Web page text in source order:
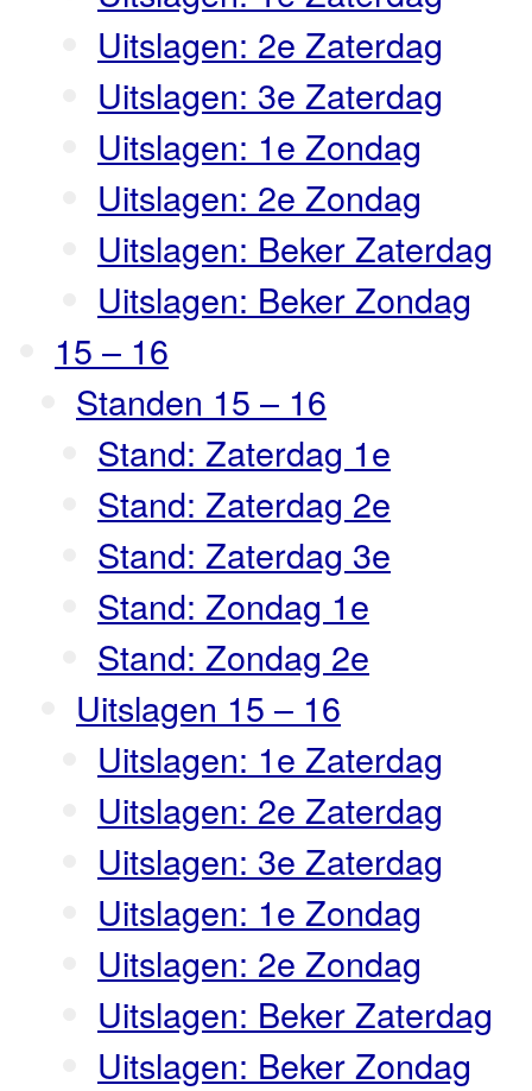
Uitslagen: 2e Zaterdag
Uitslagen: 3e Zaterdag
Uitslagen: 1e Zondag
Uitslagen: 2e Zondag
Uitslagen: Beker Zaterdag
Uitslagen: Beker Zondag
15 – 16
Standen 15 – 16
Stand: Zaterdag 1e
Stand: Zaterdag 2e
Stand: Zaterdag 3e
Stand: Zondag 1e
Stand: Zondag 2e
Uitslagen 15 – 16
Uitslagen: 1e Zaterdag
Uitslagen: 2e Zaterdag
Uitslagen: 3e Zaterdag
Uitslagen: 1e Zondag
Uitslagen: 2e Zondag
Uitslagen: Beker Zaterdag
Uitslagen: Beker Zondag